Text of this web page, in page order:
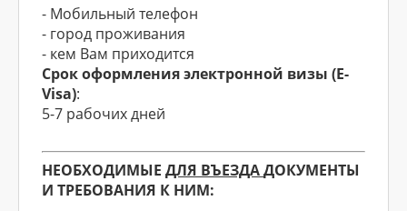
- Мобильный телефон
- город проживания
- кем Вам приходится
Срок оформления электронной визы (E-
Visa):
5-7 рабочих дней
НЕОБХОДИМЫЕ ДЛЯ ВЪЕЗДАДОКУМЕНТЫ
И ТРЕБОВАНИЯ К НИМ: